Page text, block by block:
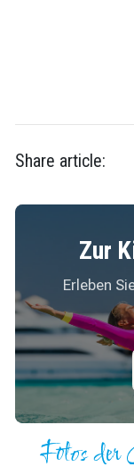
Share article:
Zur
Erleben
Fotos der